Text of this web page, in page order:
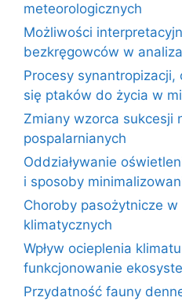
meteorologicznych
Możliwości
bezkręgowców w
Procesy
się ptaków do życia w
Zmiany wzorca sukcesji
pospalarnianych
Oddziaływanie
i sposoby
Choroby pasożytnicze
klimatycznych
Wpływ ocieplenia
funkcjonowanie
Przydatność fauny